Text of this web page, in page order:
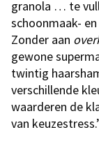
granola … te
schoonmaak-
Zonder aan
gewone
twintig
verschillende
waarderen de
van